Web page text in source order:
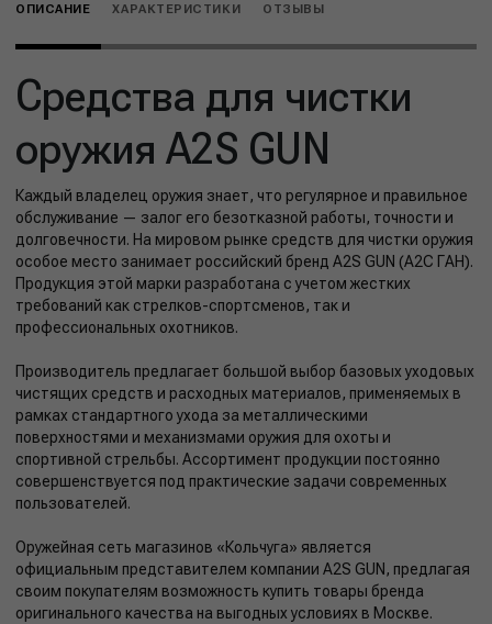
ОПИСАНИЕ ХАРАКТЕРИСТИКИ ОТЗЫВЫ
Средства для чистки
оружия A2S GUN
Каждый владелец оружия знает, что регулярное и правильное
обслуживание — залог его безотказной работы, точности и
долговечности. На мировом рынке средств для чистки оружия
особое место занимает российский бренд A2S GUN (А2С ГАН).
Продукция этой марки разработана с учетом жестких
требований как стрелков-спортсменов, так и
профессиональных охотников.
Производитель предлагает большой выбор базовых уходовых
чистящих средств и расходных материалов, применяемых в
рамках стандартного ухода за металлическими
поверхностями и механизмами оружия для охоты и
спортивной стрельбы. Ассортимент продукции постоянно
совершенствуется под практические задачи современных
пользователей.
Оружейная сеть магазинов «Кольчуга» является
официальным представителем компании A2S GUN, предлагая
своим покупателям возможность купить товары бренда
оригинального качества на выгодных условиях в Москве.